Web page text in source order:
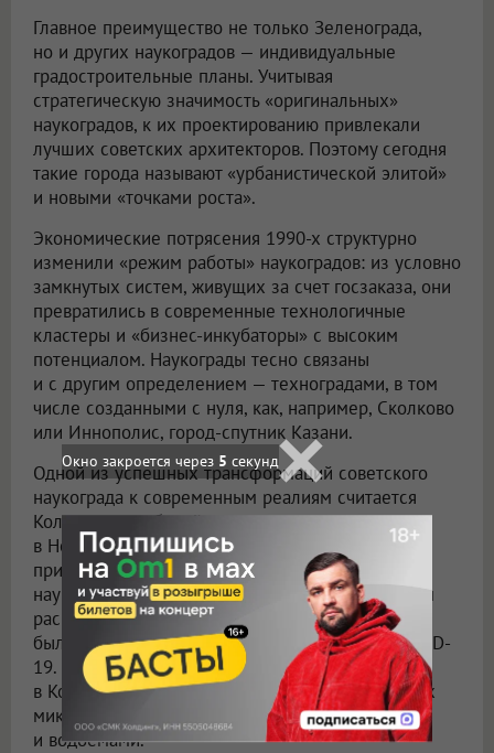
Главное преимущество не только Зеленограда,
но и других наукоградов — индивидуальные
градостроительные планы. Учитывая
стратегическую значимость «оригинальных»
наукоградов, к их проектированию привлекали
лучших советских архитекторов. Поэтому сегодня
такие города называют «урбанистической элитой»
и новыми «точками роста».
Экономические потрясения 1990-х структурно
изменили «режим работы» наукоградов: из условно
замкнутых систем, живущих за счет госзаказа, они
превратились в современные технологичные
кластеры и «бизнес-инкубаторы» с высоким
потенциалом. Наукограды тесно связаны
и с другим определением — техноградами, в том
числе созданными с нуля, как, например, Сколково
или Иннополис, город-спутник Казани.
Одной из успешных трансформаций советского
наукограда к современным реалиям считается
Кольцово — рабочий поселок городского типа
в Новосибирской области, практически
примыкающий к самому Новосибирску. Этот
наукоград известен прежде всего тем, что в нем
расположен научный центр «Вектор», в котором
были разработаны вакцины от гепатита А и COVID-
19. Помимо научно-производственной зоны,
в Кольцово есть уже знакомая система развитых
микрорайонов, которые чередуются с парками
и водоемами.
Окно закроется через 4 секунд